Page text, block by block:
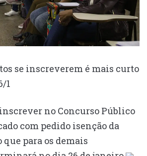
se inscreverem é mais curto
1
inscrever no Concurso Público
com pedido isenção da
que para os demais